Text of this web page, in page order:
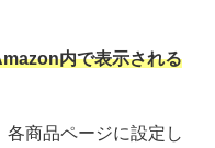
内で表示される
商品ページに設定し